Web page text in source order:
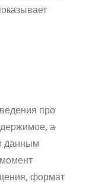
про
а
данным
формат